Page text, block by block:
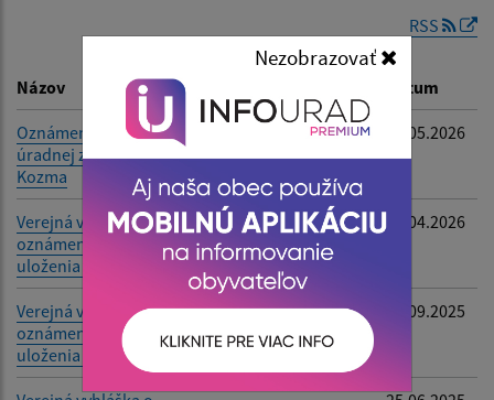
Filtrovať Reset
RSS
Názov Dátum
Oznámenie o doručení
úradnej zásielky - Tibor
Kozma
29.05.2026
Verejná vyhláška o
oznámení miesta
uloženia písomnosti
Anna Štipáková 10.04.2026
Verejná vyhláška o
oznámení miesta
uloženia písomnosti
Tibor Kozma 03.09.2025
Nezobrazovať